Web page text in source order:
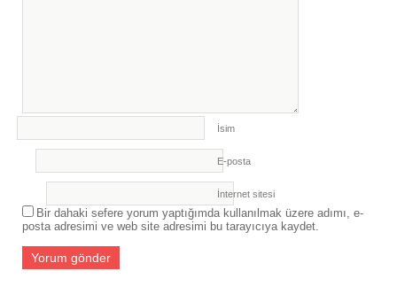
İsim
E-posta
İnternet sitesi
Bir dahaki sefere yorum yaptığımda kullanılmak üzere adımı, e-
posta adresimi ve web site adresimi bu tarayıcıya kaydet.